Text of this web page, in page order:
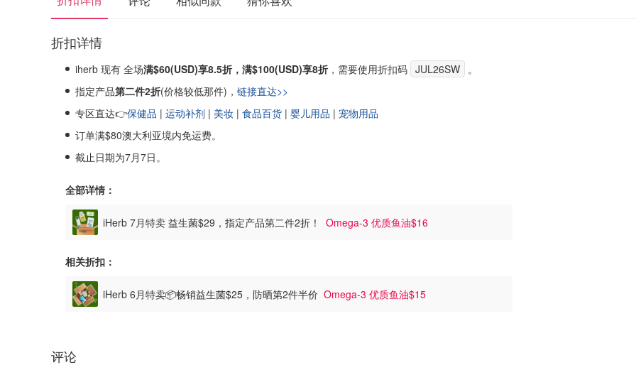
折扣详情
iherb 现有 全场满$60(USD)享8.5折，满$100(USD)享8折 ，需要使用折扣码 JUL26SW 。
指定产品第二件2折(价格较低那件)， 链接直达>>
专区直达👉保健品 | 运动补剂 | 美妆 | 食品百货 | 婴儿用品 | 宠物用品
订单满$80澳大利亚境内免运费。
截止日期为7月7日。
全部详情：
iHerb 7月特卖 益生菌$29，指定产品第二件2折！ Omega-3 优质鱼油$16
相关折扣：
iHerb 6月特卖📦畅销益生菌$25，防晒第2件半价 Omega-3 优质鱼油$15
评论